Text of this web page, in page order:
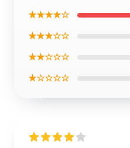
★★★★☆
★★★☆☆
★★☆☆☆
★☆☆☆☆